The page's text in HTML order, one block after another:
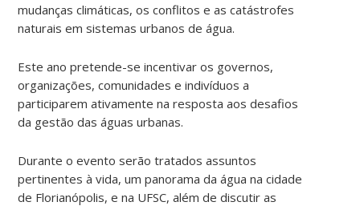
mudanças climáticas, os conflitos e as catástrofes
naturais em sistemas urbanos de água.
Este ano pretende-se incentivar os governos,
organizações, comunidades e indivíduos a
participarem ativamente na resposta aos desafios
da gestão das águas urbanas.
Durante o evento serão tratados assuntos
pertinentes à vida, um panorama da água na cidade
de Florianópolis, e na UFSC, além de discutir as